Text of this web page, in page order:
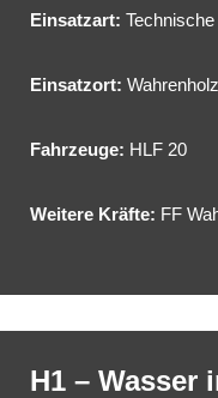
Einsatzart:
Einsatzort:
Fahrzeuge: HLF 20
Weitere Kräfte: FF
H1 – Wasser